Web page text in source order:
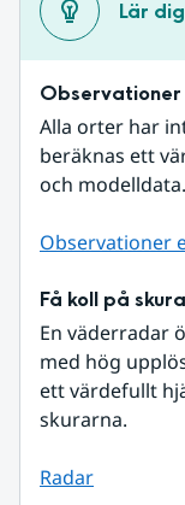
Lär
Alla orter har
beräknas ett
och modelldata.
Observationer
Få koll på
En väderradar
med hög
ett värdefullt
skurarna.
Radar